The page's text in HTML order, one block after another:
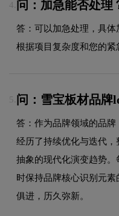
4. 问：加急能否处理
答：可以加急处理，具
根据项目复杂度和您的紧
5. 问：雪宝板材品牌
答：作为品牌领域的品
经历了持续优化与迭代，
抽象的现代化演变趋势
时保持品牌核心识别元
俱进，历久弥新。